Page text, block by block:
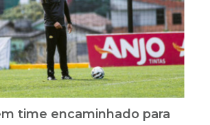
time encaminhado para